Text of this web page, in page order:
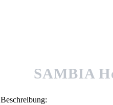
SAMBIA
Beschreibung: